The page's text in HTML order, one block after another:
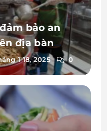
bảo an
địa bàn
1 18, 2025 0